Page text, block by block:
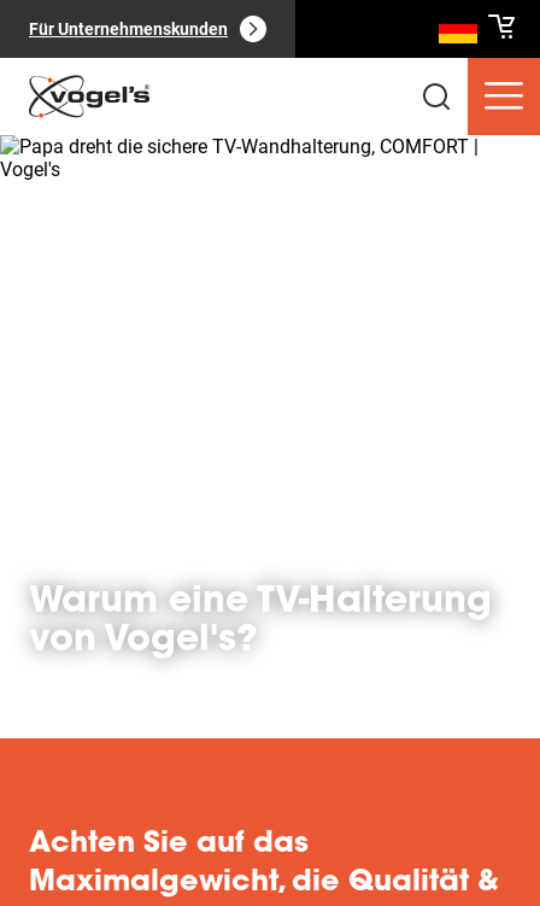
Für Unternehmenskunden
Warum eine TV-Halterung
von Vogel's?
Achten Sie auf das
Maximalgewicht, die Qualität &